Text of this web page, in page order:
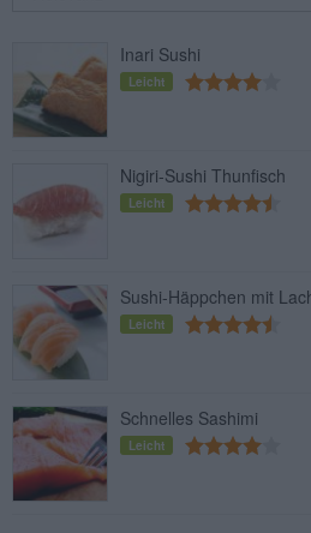
Inari Sushi
Leicht
Nigiri-Sushi Thunfisch
Leicht
Sushi-Häppchen mit
Leicht
Schnelles Sashimi
Leicht